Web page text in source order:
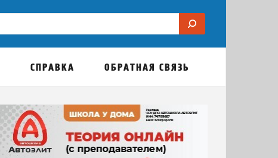
СПРАВКА ОБРАТНАЯ СВЯЗЬ